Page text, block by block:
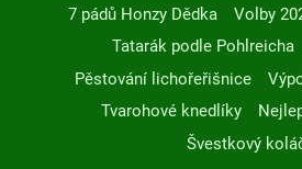
7 pádů Honzy Dědka
Volby
Tatarák podle Pohlreicha
Pěstování lichořeřišnice
Tvarohové knedlíky
Švestkový